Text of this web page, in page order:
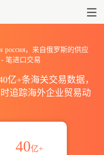
россия，来自俄罗斯的供应
-笔进口交易
亿+条海关交易数据，
追踪海外企业贸易动
40亿+